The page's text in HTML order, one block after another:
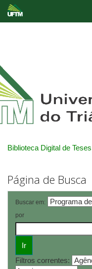
Biblioteca Digital de
Página de Busca
Buscar em:
por
Filtros correntes: